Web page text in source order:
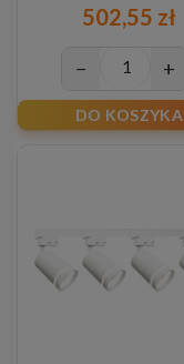
3fazowe
502,55 zł
− +
DO KOSZYKA